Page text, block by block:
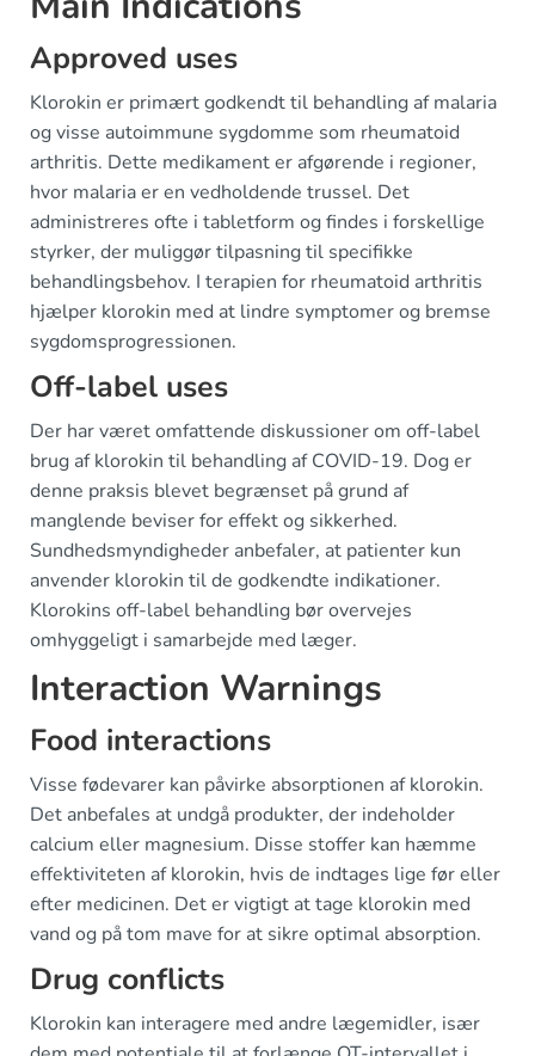
Approved uses
Klorokin er primært godkendt til behandling af malaria
og visse autoimmune sygdomme som rheumatoid
arthritis. Dette medikament er afgørende i regioner,
hvor malaria er en vedholdende trussel. Det
administreres ofte i tabletform og findes i forskellige
styrker, der muliggør tilpasning til specifikke
behandlingsbehov. I terapien for rheumatoid arthritis
hjælper klorokin med at lindre symptomer og bremse
sygdomsprogressionen.
Off-label uses
Der har været omfattende diskussioner om off-label
brug af klorokin til behandling af COVID-19. Dog er
denne praksis blevet begrænset på grund af
manglende beviser for effekt og sikkerhed.
Sundhedsmyndigheder anbefaler, at patienter kun
anvender klorokin til de godkendte indikationer.
Klorokins off-label behandling bør overvejes
omhyggeligt i samarbejde med læger.
Interaction Warnings
Food interactions
Visse fødevarer kan påvirke absorptionen af klorokin.
Det anbefales at undgå produkter, der indeholder
calcium eller magnesium. Disse stoffer kan hæmme
effektiviteten af klorokin, hvis de indtages lige før eller
efter medicinen. Det er vigtigt at tage klorokin med
vand og på tom mave for at sikre optimal absorption.
Drug conflicts
Klorokin kan interagere med andre lægemidler, især